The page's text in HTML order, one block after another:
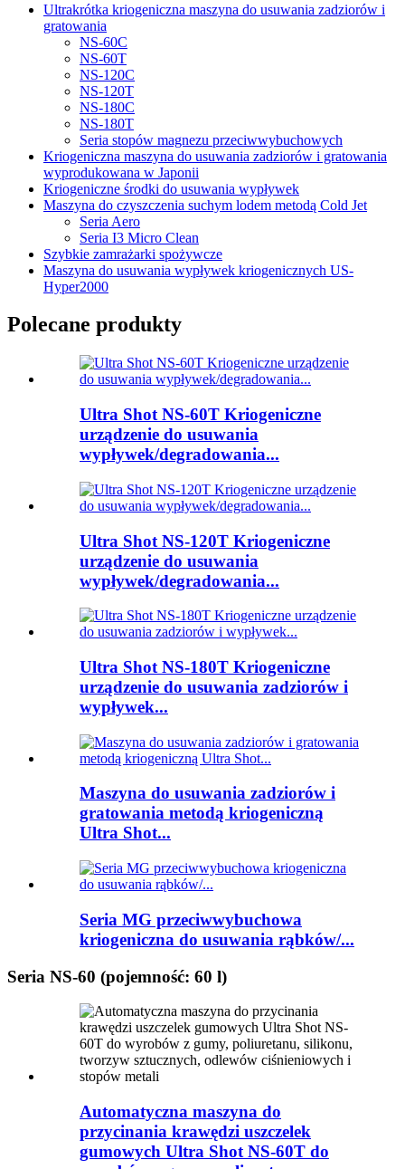
Ultrakrótka kriogeniczna maszyna do usuwania zadziorów i
gratowania
NS-60C
NS-60T
NS-120C
NS-120T
NS-180C
NS-180T
Seria stopów magnezu przeciwwybuchowych
Kriogeniczna maszyna do usuwania zadziorów i gratowania
wyprodukowana w Japonii
Kriogeniczne środki do usuwania wypływek
Maszyna do czyszczenia suchym lodem metodą Cold Jet
Seria Aero
Seria I3 Micro Clean
Szybkie zamrażarki spożywcze
Maszyna do usuwania wypływek kriogenicznych US-
Hyper2000
Polecane produkty
Ultra Shot NS-60T Kriogeniczne
urządzenie do usuwania
wypływek/degradowania...
Ultra Shot NS-120T Kriogeniczne
urządzenie do usuwania
wypływek/degradowania...
Ultra Shot NS-180T Kriogeniczne
urządzenie do usuwania zadziorów i
wypływek...
Maszyna do usuwania zadziorów i
gratowania metodą kriogeniczną
Ultra Shot...
Seria MG przeciwwybuchowa
kriogeniczna do usuwania rąbków/...
Seria NS-60 (pojemność: 60 l)
Automatyczna maszyna do
przycinania krawędzi uszczelek
gumowych Ultra Shot NS-60T do